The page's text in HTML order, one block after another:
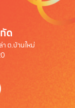
ด
ต.บ้านใหม่